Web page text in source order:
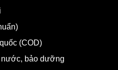
(COD)
nước, bảo dưỡng